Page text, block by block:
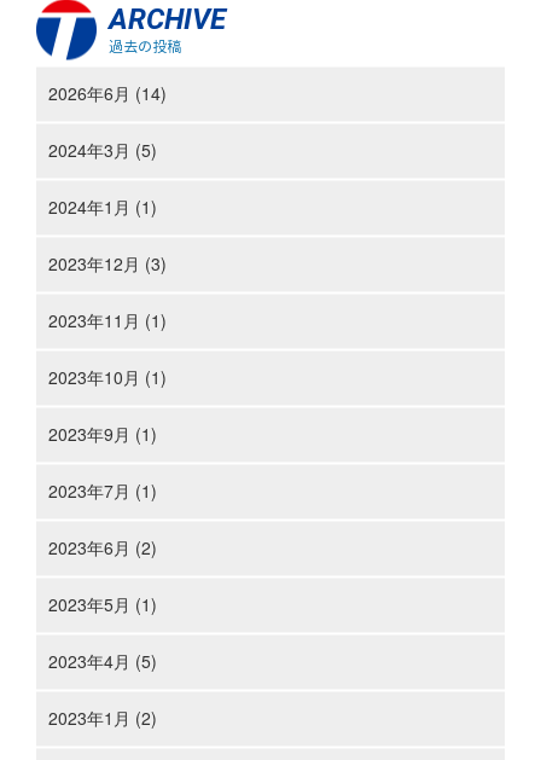
ARCHIVE
過去の投稿
2026年6月 (14)
2024年3月 (5)
2024年1月 (1)
2023年12月 (3)
2023年11月 (1)
2023年10月 (1)
2023年9月 (1)
2023年7月 (1)
2023年6月 (2)
2023年5月 (1)
2023年4月 (5)
2023年1月 (2)